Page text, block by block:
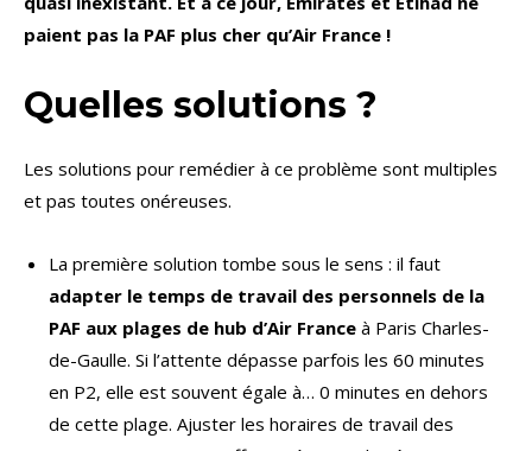
paient pas la PAF plus cher qu’Air France !
Quelles solutions ?
Les solutions pour remédier à ce problème sont multiples
et pas toutes onéreuses.
La première solution tombe sous le sens : il faut
adapter le temps de travail des personnels de la
PAF aux plages de hub d’Air France à Paris Charles-
de-Gaulle. Si l’attente dépasse parfois les 60 minutes
en P2, elle est souvent égale à… 0 minutes en dehors
de cette plage. Ajuster les horaires de travail des